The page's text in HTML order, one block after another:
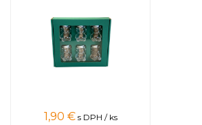
1,90 € s DPH / ks